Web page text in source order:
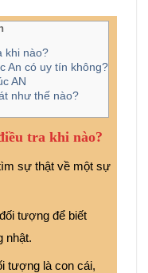
khi nào?
An có uy tín không?
AN
như thế nào?
tra khi nào?
sự thật về một sự
tượng để biết
nhật.
tượng là con cái,